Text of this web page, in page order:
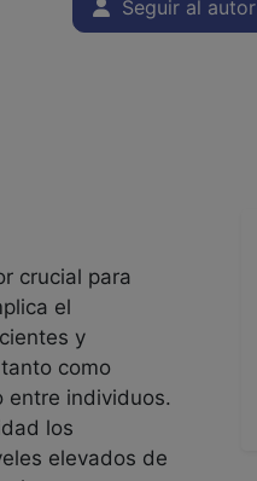
Seguir al autor
crucial para
el
y
como
entre individuos.
los
elevados de